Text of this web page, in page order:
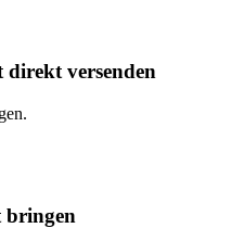
direkt versenden
bringen